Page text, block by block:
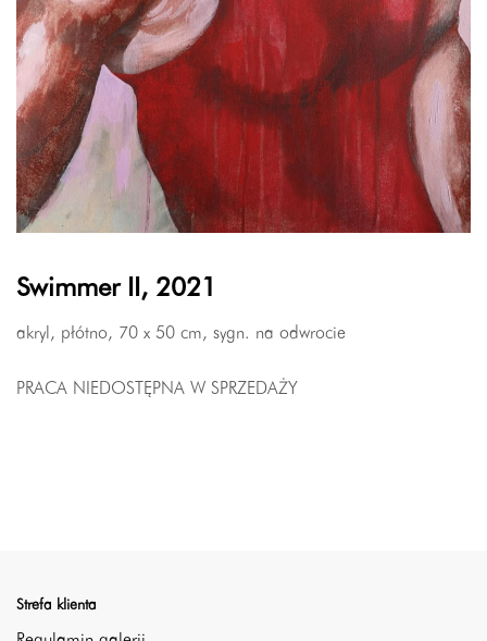
Swimmer II, 2021
akryl, płótno, 70 x 50 cm, sygn. na odwrocie
PRACA NIEDOSTĘPNA W SPRZEDAŻY
Strefa klienta